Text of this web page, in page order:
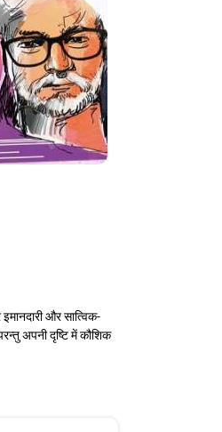
और सात्विक-
अपनी दृष्टि में कौशिक